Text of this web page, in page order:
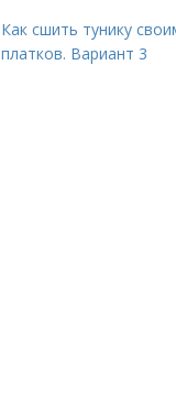
Как сшить тунику
платков. Вариант 3